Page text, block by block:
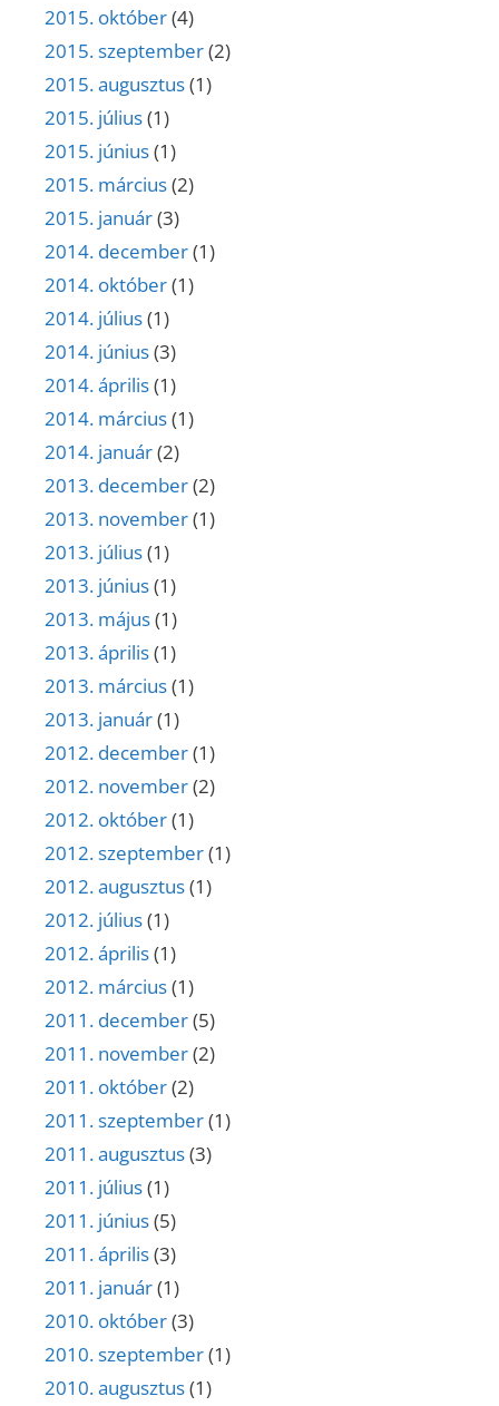
2015. október(4)
2015. szeptember(2)
2015. augusztus(1)
2015. július(1)
2015. június(1)
2015. március(2)
2015. január(3)
2014. december(1)
2014. október(1)
2014. július(1)
2014. június(3)
2014. április(1)
2014. március(1)
2014. január(2)
2013. december(2)
2013. november(1)
2013. július(1)
2013. június(1)
2013. május(1)
2013. április(1)
2013. március(1)
2013. január(1)
2012. december(1)
2012. november(2)
2012. október(1)
2012. szeptember(1)
2012. augusztus(1)
2012. július(1)
2012. április(1)
2012. március(1)
2011. december(5)
2011. november(2)
2011. október(2)
2011. szeptember(1)
2011. augusztus(3)
2011. július(1)
2011. június(5)
2011. április(3)
2011. január(1)
2010. október(3)
2010. szeptember(1)
2010. augusztus(1)